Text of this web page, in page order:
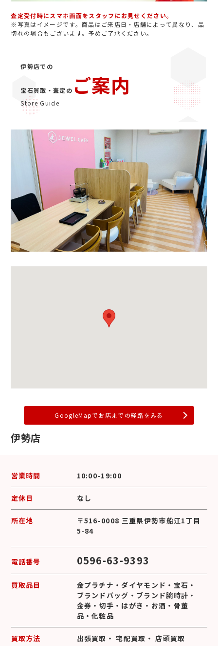
査定受付時にスマホ画面をスタッフにお見せください。
※写真はイメージです。商品はご来店日・店舗によって異なり、品
切れの場合もございます。予めご了承ください。
伊勢店での
宝石買取・査定の ご案内
Store Guide
GoogleMapでお店までの経路をみる
伊勢店
営業時間 10:00-19:00
定休日 なし
所在地
〒516-0008 三重県伊勢市船江1丁目
5-84
電話番号 0596-63-9393
買取品目 金プラチナ ・ダイヤモンド ・ 宝石 ・
ブランドバッグ ・ ブランド腕時計 ・
金券 ・切手 ・ はがき ・ お酒 ・ 骨董
品 ・化粧品
買取方法 出張買取 ・宅配買取 ・店頭買取